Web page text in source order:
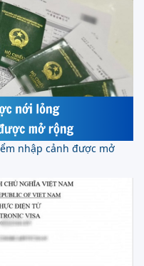
nhập cảnh được mở